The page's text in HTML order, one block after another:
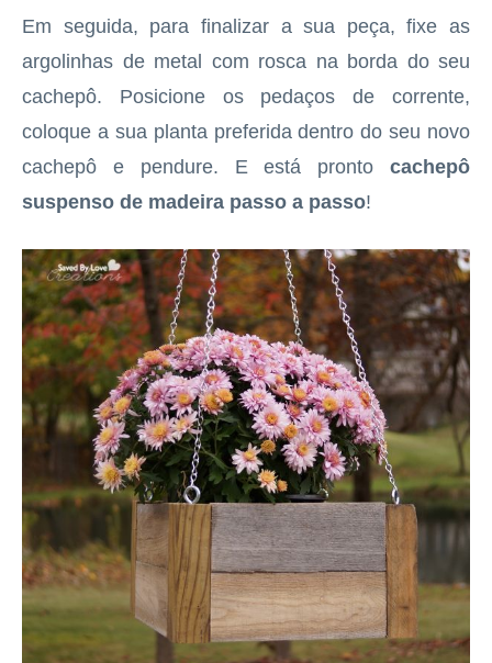
Em seguida, para finalizar a sua peça, fixe as
argolinhas de metal com rosca na borda do seu
cachepô. Posicione os pedaços de corrente,
coloque a sua planta preferida dentro do seu novo
cachepô e pendure. E está pronto cachepô
suspenso de madeira passo a passo!